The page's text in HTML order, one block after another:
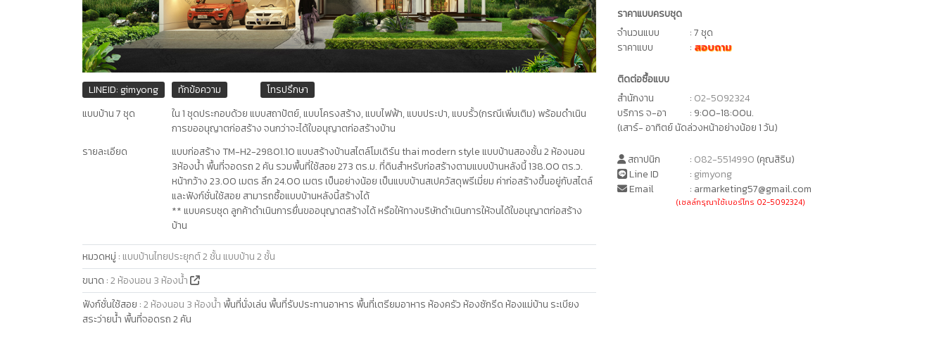
ราคาแบบครบชุด
จำนวนแบบ
: 7 ชุด
ราคาแบบ
: สอบถาม
ติดต่อซื้อแบบ
สำนักงาน
: 02-5092324
บริการ จ-อา
: 9:00-18:00น.
(เสาร์- อาทิตย์ นัดล่วงหน้าอย่างน้อย 1 วัน)
สถาปนิก : 082-5514990 (คุณสิริน)
Line ID
: gimyong
Email
: armarketing57@gmail.com
(เซลล์กรุณาใช้เบอร์โทร 02-5092324)
LINEID: gimyong ทักข้อความ
โทรปรึกษา
แบบบ้าน 7 ชุด
ใน 1 ชุดประกอบด้วย แบบสถาปัตย์, แบบโครงสร้าง, แบบไฟฟ้า, แบบประปา, แบบรั้ว(กรณีเพิ่มเติม) พร้อมดำเนิน
การขออนุญาตก่อสร้าง จนกว่าจะได้ใบอนุญาตก่อสร้างบ้าน
รายละเอียด
แบบก่อสร้าง TM-H2-29801.10 แบบสร้างบ้านสไตล์โมเดิร์น thai modern style แบบบ้านสองชั้น 2 ห้องนอน
3ห้องน้ำ พื้นที่จอดรถ 2 คัน รวมพื้นที่ใช้สอย 273 ตร.ม. ที่ดินสำหรับก่อสร้างตามแบบบ้านหลังนี้ 138.00 ตร.ว.
หน้ากว้าง 23.00 เมตร ลึก 24.00 เมตร เป็นอย่างน้อย เป็นแบบบ้านสเปควัสดุพรีเมี่ยม ค่าก่อสร้างขึ้นอยู่กับสไตล์
และฟังก์ชั่นใช้สอย สามารถซื้อแบบบ้านหลังนี้สร้างได้
** แบบครบชุด ลูกค้าดำเนินการยื่นขออนุญาตสร้างได้ หรือให้ทางบริษัทดำเนินการให้จนได้ใบอนุญาตก่อสร้าง
บ้าน
หมวดหมู่ : แบบบ้านไทยประยุกต์ 2 ชั้น แบบบ้าน 2 ชั้น
ขนาด :2 ห้องนอน 3 ห้องน้ำ
ฟังก์ชั่นใช้สอย :2 ห้องนอน 3 ห้องน้ำ พื้นที่นั่งเล่น พื้นที่รับประทานอาหาร พื้นที่เตรียมอาหาร ห้องครัว ห้องซักรีด ห้องแม่บ้าน ระเบียง
สระว่ายน้ำ พื้นที่จอดรถ 2 คัน